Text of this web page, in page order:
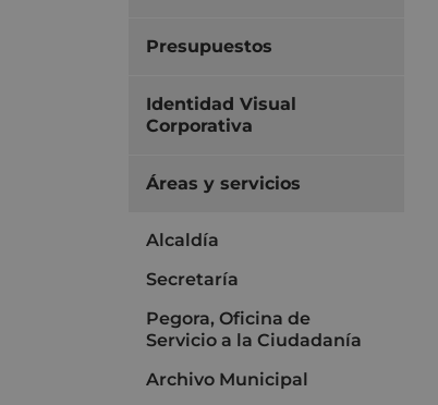
Presupuestos
Identidad Visual
Corporativa
Áreas y servicios
Alcaldía
Secretaría
Pegora, Oficina de
Servicio a la Ciudadanía
Archivo Municipal